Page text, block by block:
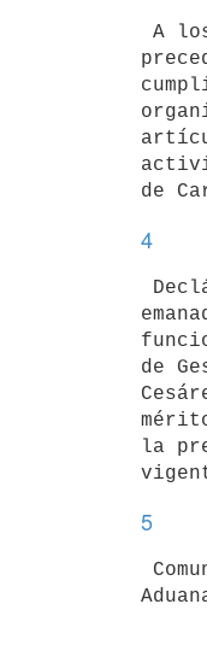
4
de
la
5